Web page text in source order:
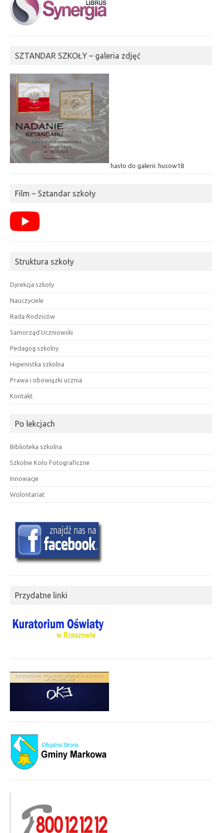
SZTANDAR SZKOŁY – galeria zdjęć
hasło do galerii: husow18
Film – Sztandar szkoły
Struktura szkoły
Dyrekcja szkoły
Nauczyciele
Rada Rodziców
Samorząd Uczniowski
Pedagog szkolny
Higienistka szkolna
Prawa i obowiązki ucznia
Kontakt
Po lekcjach
Biblioteka szkolna
Szkolne Koło Fotograficzne
Innowacje
Wolontariat
Przydatne linki